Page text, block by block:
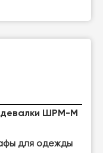
ШРМ-М
для одежды